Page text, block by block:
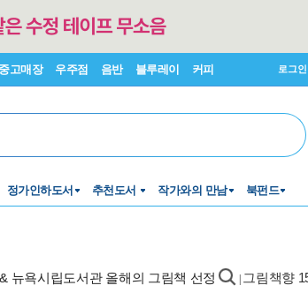
중고매장 우주점 음반 블루레이 커피 로그인
정가인하도서 추천도서 작가와의 만남 북펀드
뉴욕시립도서관 올해의 그림책 선정 그림책향